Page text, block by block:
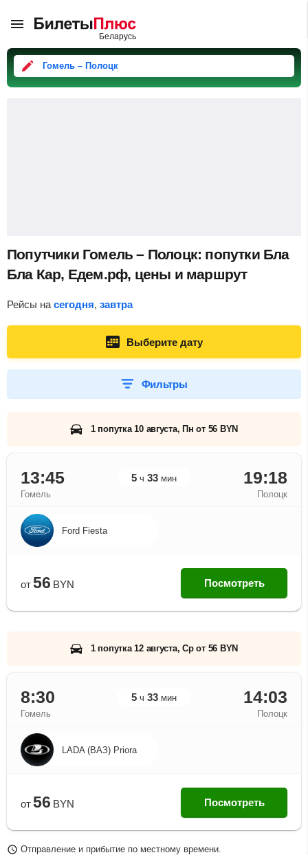
Гомель – Полоцк
Попутчики Гомель – Полоцк: попутки Бла
Бла Кар, Едем.рф, цены и маршрут
Рейсы на сегодня, завтра
Выберите дату
Фильтры
1 попутка 10 августа, Пн от 56 BYN
13:45 5 ч 33 мин 19:18
Гомель Полоцк
Ford Fiesta
от 56 BYN Посмотреть
1 попутка 12 августа, Ср от 56 BYN
8:30 5 ч 33 мин 14:03
Гомель Полоцк
LADA (ВАЗ) Priora
от 56 BYN Посмотреть
Отправление и прибытие по местному времени.